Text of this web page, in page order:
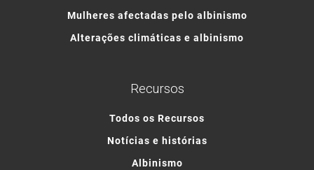
Mulheres afectadas pelo albinismo
Alterações climáticas e albinismo
Recursos
Todos os Recursos
Notícias e histórias
Albinismo